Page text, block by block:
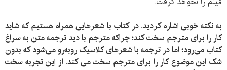
به نکته خوبی اشاره کردید. در کتاب با شعرهایی همراه هستیم که شاید
کار را برای مترجم سخت کند؛ چراکه مترجم با دید ترجمه متن به سراغ
کتاب می‌رود؛ اما در ترجمه با شعرهای کلاسیک روبه‌رو می‌شود که بدون
شک این موضوع کار را برای مترجم سخت می کند. از این تجربه سخت